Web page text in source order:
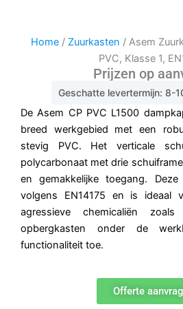
Home/ Zuurkasten / Asem
PVC, Klasse 1,
Prijzen op
Geschatte levertermijn: 8-
De Asem CP PVC L1500
breed werkgebied met een
stevig PVC. Het verticale
polycarbonaat met drie
en gemakkelijke toegang.
volgens EN14175 en is ideaal
agressieve chemicaliën zoals
opbergkasten onder de
functionaliteit toe.
Offerte